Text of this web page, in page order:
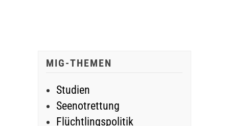
MIG-THEMEN
Studien
Seenotrettung
Flüchtlingspolitik